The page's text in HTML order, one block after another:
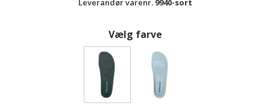
Leverandør varenr. 9940-sort
Vælg farve